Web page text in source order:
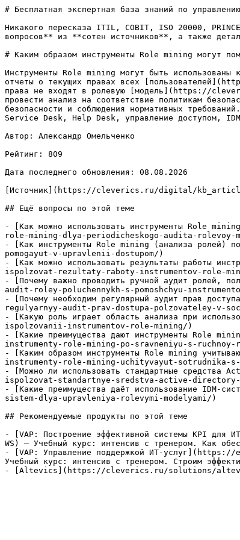
# Бесплатная экспертная база знаний по
Никакого пересказа ITIL, COBIT, ISO 20000,
вопросов** из **сотен источников**, а также
# Каким образом инструменты Role mining могут
Инструменты Role mining могут быть
отчеты о текущих правах всех
права не входят в ролевую [модель](https://
провести анализ на соответствие политикам
безопасности и соблюдения нормативных
Service Desk, Help Desk, управление доступом,
Автор: Александр Омельченко
Рейтинг: 809
Дата последнего обновления: 08.08.2026
[Источник](https://cleverics.ru/digital/
## Ещё вопросы по этой теме
- [Как можно использовать инструменты Role
role-mining-dlya-periodicheskogo-audita-rolevoy-
- [Как инструменты Role mining (анализа
pomogayut-v-upravlenii-dostupom/)
- [Как можно использовать результаты работы
ispolzovat-rezultaty-raboty-instrumentov-role-
- [Почему важно проводить ручной аудит ролей,
audit-roley-poluchennykh-s-pomoshchyu-
- [Почему необходим регулярный аудит прав
regulyarnyy-audit-prav-dostupa-polzovateley-v-
- [Какую роль играет область анализа при
ispolzovanii-instrumentov-role-mining/)
- [Какие преимущества дают инструменты Role
instrumenty-role-mining-po-sravneniyu-s-ruchnoy-
- [Каким образом инструменты Role mining
instrumenty-role-mining-uchityvayut-sotrudnika-
- [Можно ли использовать стандартные
ispolzovat-standartnye-sredstva-active-
- [Какие преимущества даёт использование
sistem-dlya-upravleniya-rolevymi-modelyami/)
## Рекомендуемые продукты по этой теме
- [VAP: Построение эффективной системы KPI для
WS) — Учебный курс: интенсив с тренером. Как
- [VAP: Управление поддержкой ИТ-услуг](https://
Учебный курс: интенсив с тренером. Строим
- [Altevics](https://cleverics.ru/solutions/